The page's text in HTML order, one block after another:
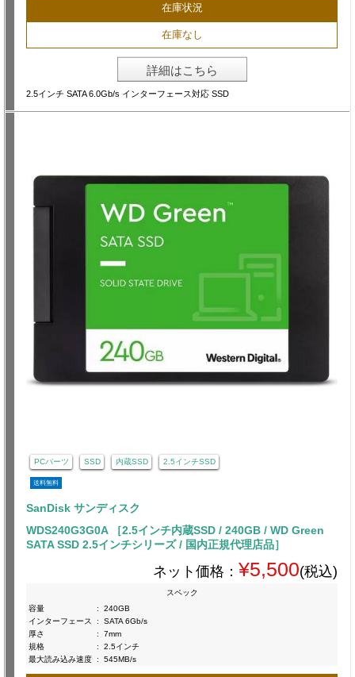
在庫状況
在庫なし
詳細はこちら
2.5インチ SATA 6.0Gb/s インターフェース対応 SSD
PCパーツ SSD 内蔵SSD 2.5インチSSD
送料無料
SanDisk サンディスク
WDS240G3G0A ［2.5インチ内蔵SSD / 240GB / WD Green
SATA SSD 2.5インチシリーズ / 国内正規代理店品］
ネット価格： ¥5,500(税込)
スペック
容量
:
240GB
インターフェース
:
SATA 6Gb/s
厚さ
:
7mm
規格
:
2.5インチ
最大読み込み速度 : 545MB/s